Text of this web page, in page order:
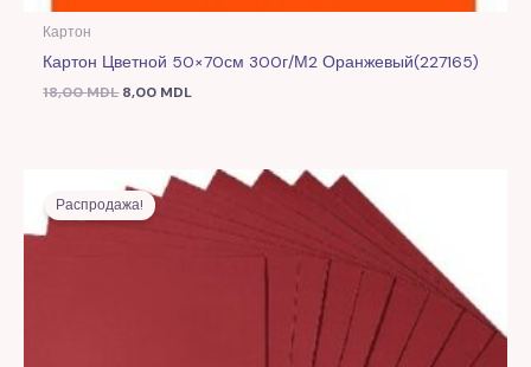
Картон
Картон Цветной 50×70см 300г/м2 Оранжевый(227165)
18,00MDL 8,00 MDL
Распродажа!
Первоначальная
цена
составляла
Текущая
цена: